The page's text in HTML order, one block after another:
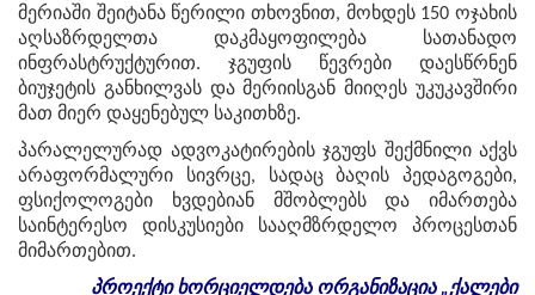
მერიაში შეიტანა წერილი თხოვნით, მოხდეს 150 ოჯახის
აღსაზრდელთა დაკმაყოფილება სათანადო
ინფრასტრუქტურით. ჯგუფის წევრები დაესწრნენ
ბიუჯეტის განხილვას და მერიისგან მიიღეს უკუკავშირი
მათ მიერ დაყენებულ საკითხზე.
პარალელურად ადვოკატირების ჯგუფს შექმნილი აქვს
არაფორმალური სივრცე, სადაც ბაღის პედაგოგები,
ფსიქოლოგები ხვდებიან მშობლებს და იმართება
საინტერესო დისკუსიები სააღმზრდელო პროცესთან
მიმართებით.
პროექტი ხორციელდება ორგანიზაცია„ქალები